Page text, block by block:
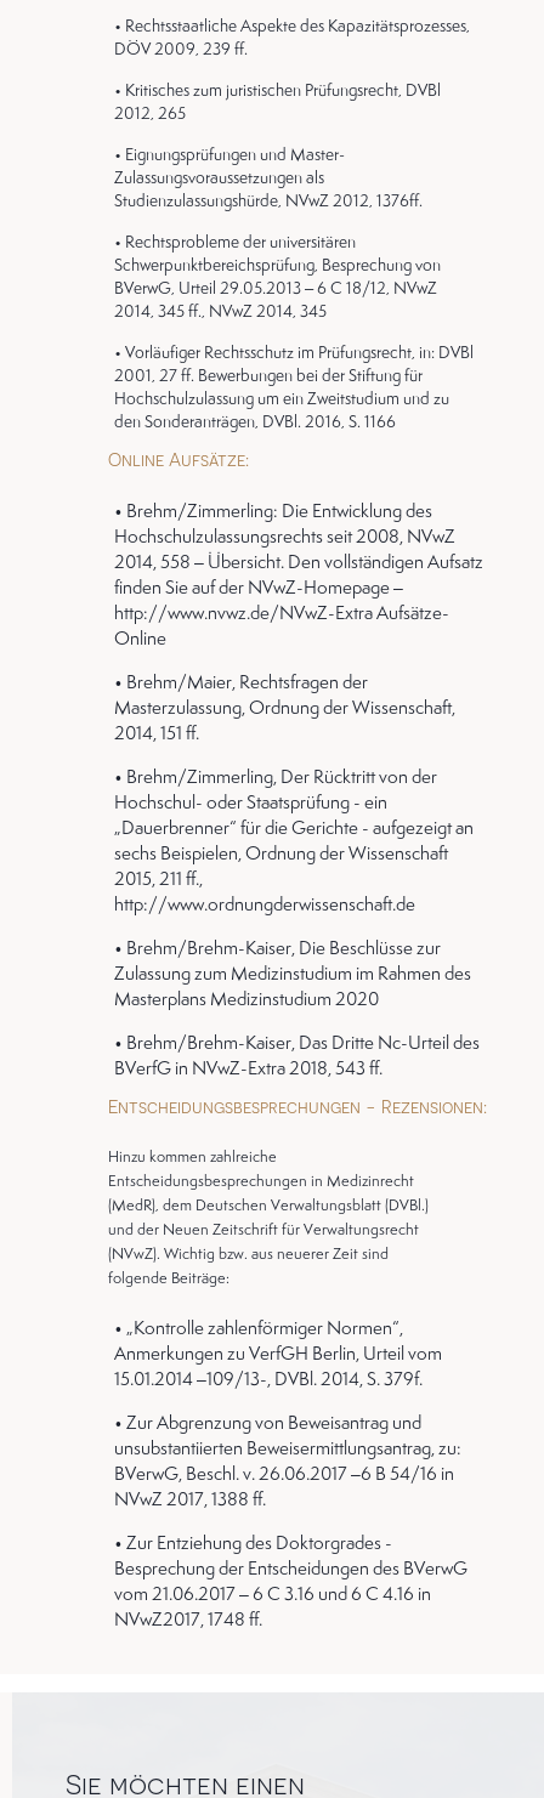
• Rechtsstaatliche Aspekte des Kapazitätsprozesses,
DÖV 2009, 239 ff.
• Kritisches zum juristischen Prüfungsrecht, DVBl
2012, 265
• Eignungsprüfungen und Master-
Zulassungsvoraussetzungen als
Studienzulassungshürde, NVwZ 2012, 1376ff.
• Rechtsprobleme der universitären
Schwerpunktbereichsprüfung, Besprechung von
BVerwG, Urteil 29.05.2013 – 6 C 18/12, NVwZ
2014, 345 ff., NVwZ 2014, 345
• Vorläufiger Rechtsschutz im Prüfungsrecht, in: DVBl
2001, 27 ff. Bewerbungen bei der Stiftung für
Hochschulzulassung um ein Zweitstudium und zu
den Sonderanträgen, DVBl. 2016, S. 1166
Online Aufsätze:
• Brehm/Zimmerling: Die Entwicklung des
Hochschulzulassungsrechts seit 2008, NVwZ
2014, 558 – Übersicht. Den vollständigen Aufsatz
finden Sie auf der NVwZ-Homepage –
http://www.nvwz.de/NVwZ-Extra Aufsätze-
Online
• Brehm/Maier, Rechtsfragen der
Masterzulassung, Ordnung der Wissenschaft,
2014, 151 ff.
• Brehm/Zimmerling, Der Rücktritt von der
Hochschul- oder Staatsprüfung - ein
„Dauerbrenner“ für die Gerichte - aufgezeigt an
sechs Beispielen, Ordnung der Wissenschaft
2015, 211 ff.,
http://www.ordnungderwissenschaft.de
• Brehm/Brehm-Kaiser, Die Beschlüsse zur
Zulassung zum Medizinstudium im Rahmen des
Masterplans Medizinstudium 2020
• Brehm/Brehm-Kaiser, Das Dritte Nc-Urteil des
BVerfG in NVwZ-Extra 2018, 543 ff.
Entscheidungsbesprechungen - Rezensionen:
Hinzu kommen zahlreiche
Entscheidungsbesprechungen in Medizinrecht
(MedR), dem Deutschen Verwaltungsblatt (DVBl.)
und der Neuen Zeitschrift für Verwaltungsrecht
(NVwZ). Wichtig bzw. aus neuerer Zeit sind
folgende Beiträge:
• „Kontrolle zahlenförmiger Normen“,
Anmerkungen zu VerfGH Berlin, Urteil vom
15.01.2014 –109/13-, DVBl. 2014, S. 379f.
• Zur Abgrenzung von Beweisantrag und
unsubstantiierten Beweisermittlungsantrag, zu:
BVerwG, Beschl. v. 26.06.2017 –6 B 54/16 in
NVwZ 2017, 1388 ff.
• Zur Entziehung des Doktorgrades -
Besprechung der Entscheidungen des BVerwG
vom 21.06.2017 – 6 C 3.16 und 6 C 4.16 in
NVwZ2017, 1748 ff.
Sie möchten einen